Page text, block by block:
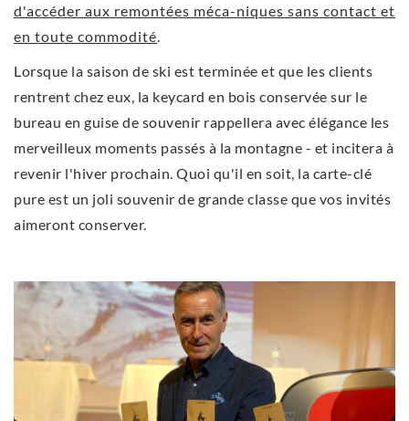
d'accéder aux remontées méca-niques sans contact et
en toute commodité
Lorsque la saison de ski est terminée et que les clients
rentrent chez eux, la keycard en bois conservée sur le
bureau en guise de souvenir rappellera avec élégance les
merveilleux moments passés à la montagne - et incitera à
revenir l'hiver prochain. Quoi qu'il en soit, la carte-clé
pure est un joli souvenir de grande classe que vos invités
aimeront conserver.